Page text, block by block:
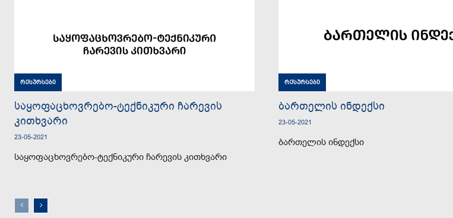
რესურსები
საყოფაცხოვრებო-ტექნიკური ჩარევის
კითხვარი
23-05-2021
საყოფაცხოვრებო-ტექნიკური ჩარევის კითხვარი
რესურსები
ბართელის ინდექსი
23-05-2021
ბართელის ინდექსი